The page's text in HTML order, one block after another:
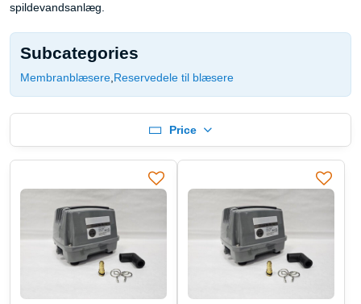
spildevandsanlæg.
Subcategories
Membranblæsere Reservedele til blæsere
Price